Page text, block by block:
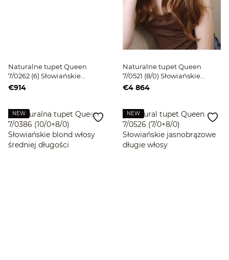
Naturalne tupet Queen
7/0262 (6) Słowiańskie
ciemne włosy średniej
€914
Naturalne tupet Queen
7/0521 (8/0) Słowiańskie
jasnobrązowe długie włosy
€4 864
NEW NEW